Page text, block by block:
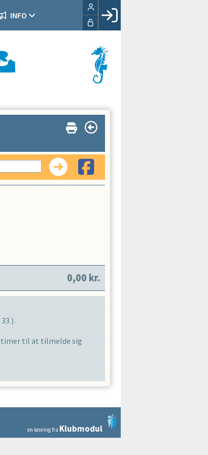
INFO
LOG IND
0,00 kr.
33 ) .
timer til at tilmelde sig
en løsning fra Klubmodul